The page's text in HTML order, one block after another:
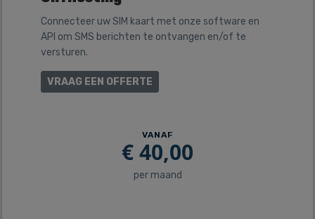
Connecteer uw SIM kaart met onze software en
API om SMS berichten te ontvangen en/of te
versturen.
VRAAG EEN OFFERTE
VANAF
€40,00
per maand